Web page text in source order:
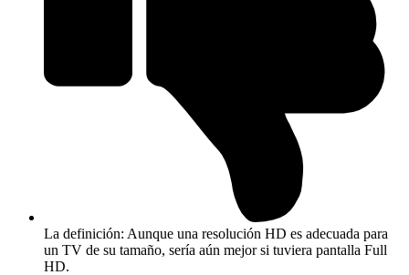
La definición: Aunque una resolución HD es adecuada para
un TV de su tamaño, sería aún mejor si tuviera pantalla Full
HD.